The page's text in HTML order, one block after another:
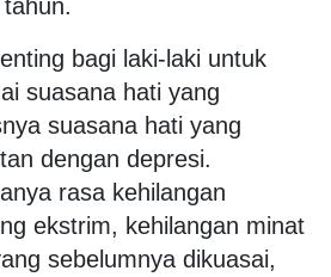
bagi laki-laki untuk
suasana hati yang
suasana hati yang
dengan depresi.
rasa kehilangan
ekstrim, kehilangan minat
sebelumnya dikuasai,